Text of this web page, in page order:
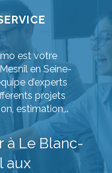
est votre
en Seine-
d’experts
projets
estimation,..
à Le Blanc-
aux